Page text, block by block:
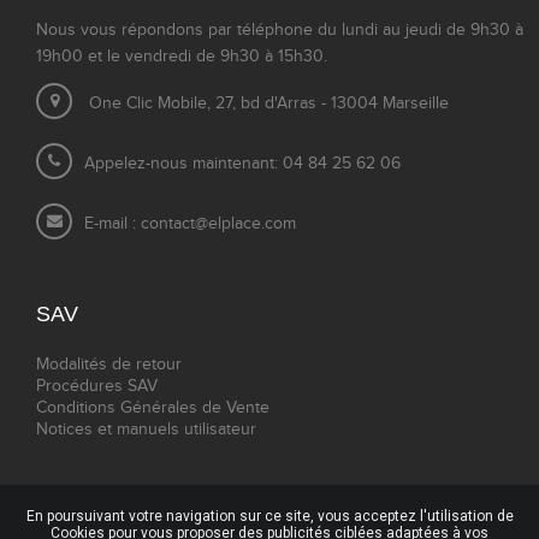
Nous vous répondons par téléphone du lundi au jeudi de 9h30 à
19h00 et le vendredi de 9h30 à 15h30.
One Clic Mobile, 27, bd d'Arras - 13004 Marseille
Appelez-nous maintenant: 04 84 25 62 06
E-mail : contact@elplace.com
SAV
Modalités de retour
Procédures SAV
Conditions Générales de Vente
Notices et manuels utilisateur
En poursuivant votre navigation sur ce site, vous acceptez l'utilisation de
Cookies pour vous proposer des publicités ciblées adaptées à vos